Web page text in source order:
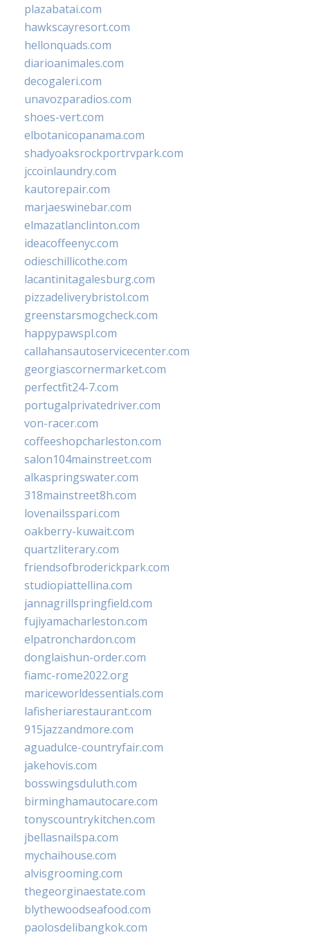
plazabatai.com
hawkscayresort.com
hellonquads.com
diarioanimales.com
decogaleri.com
unavozparadios.com
shoes-vert.com
elbotanicopanama.com
shadyoaksrockportrvpark.com
jccoinlaundry.com
kautorepair.com
marjaeswinebar.com
elmazatlanclinton.com
ideacoffeenyc.com
odieschillicothe.com
lacantinitagalesburg.com
pizzadeliverybristol.com
greenstarsmogcheck.com
happypawspl.com
callahansautoservicecenter.com
georgiascornermarket.com
perfectfit24-7.com
portugalprivatedriver.com
von-racer.com
coffeeshopcharleston.com
salon104mainstreet.com
alkaspringswater.com
318mainstreet8h.com
lovenailsspari.com
oakberry-kuwait.com
quartzliterary.com
friendsofbroderickpark.com
studiopiattellina.com
jannagrillspringfield.com
fujiyamacharleston.com
elpatronchardon.com
donglaishun-order.com
fiamc-rome2022.org
mariceworldessentials.com
lafisheriarestaurant.com
915jazzandmore.com
aguadulce-countryfair.com
jakehovis.com
bosswingsduluth.com
birminghamautocare.com
tonyscountrykitchen.com
jbellasnailspa.com
mychaihouse.com
alvisgrooming.com
thegeorginaestate.com
blythewoodseafood.com
paolosdelibangkok.com